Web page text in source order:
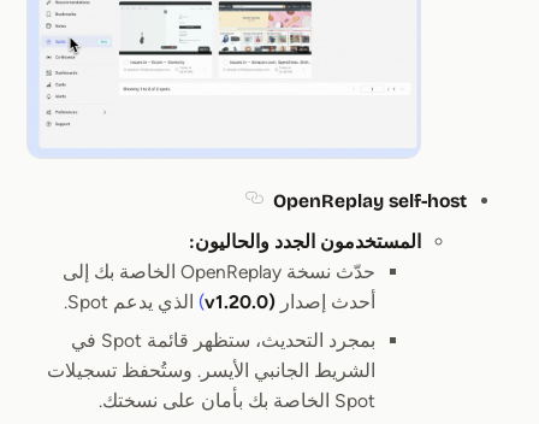
OpenReplay self-host
المستخدمون الجدد والحاليون:
حدّث نسخة OpenReplay الخاصة بك إلى
أحدث إصدار (v1.20.0
) الذي يدعم Spot.
بمجرد التحديث، ستظهر قائمة Spot في
الشريط الجانبي الأيسر. وستُحفظ تسجيلات
Spot الخاصة بك بأمان على نسختك.